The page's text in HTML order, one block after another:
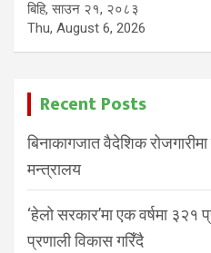
बिहि, साउन २१, २०८३
Thu, August 6, 2026
Recent Posts
बिनाकागजात वैदेशिक
मन्त्रालय
‘हेलो सरकार’मा एक वर्षमा
प्रणाली विकास गरिँदै